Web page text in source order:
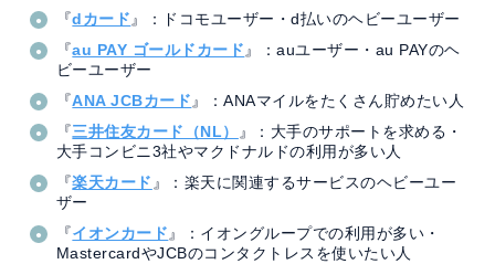
『dカード』：ドコモユーザー・d払いのヘビーユーザー
『au PAY ゴールドカード』：auユーザー・au PAYのヘ
ビーユーザー
『ANA JCBカード』：ANAマイルをたくさん貯めたい人
『三井住友カード（NL） 』：大手のサポートを求める・
大手コンビニ3社やマクドナルドの利用が多い人
『楽天カード』：楽天に関連するサービスのヘビーユー
ザー
『イオンカード』：イオングループでの利用が多い・
MastercardやJCBのコンタクトレスを使いたい人